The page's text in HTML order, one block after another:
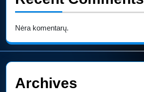
Nėra komentarų.
Archives